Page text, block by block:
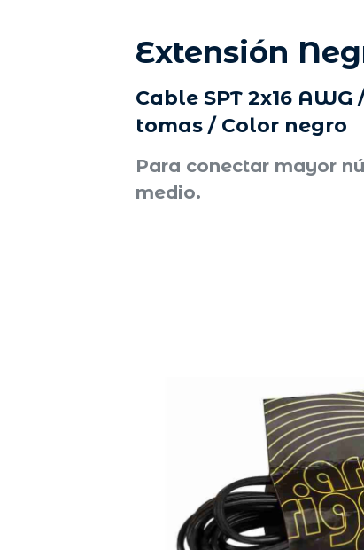
Extensión
Cable SPT 2x16
tomas / Color negro
Para conectar mayor
medio.